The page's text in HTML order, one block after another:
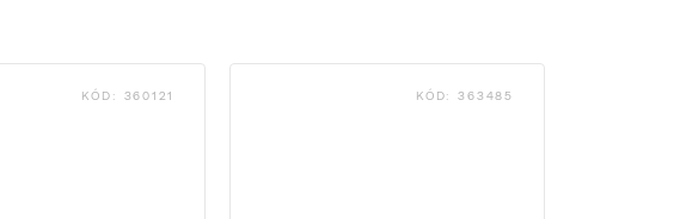
KÓD: 360121 KÓD:363485